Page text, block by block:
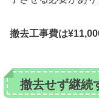
撤去工事費は
撤去せず継続